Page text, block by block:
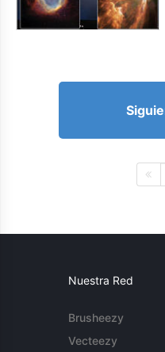
Nuestra Red
Brusheezy
Vecteezy